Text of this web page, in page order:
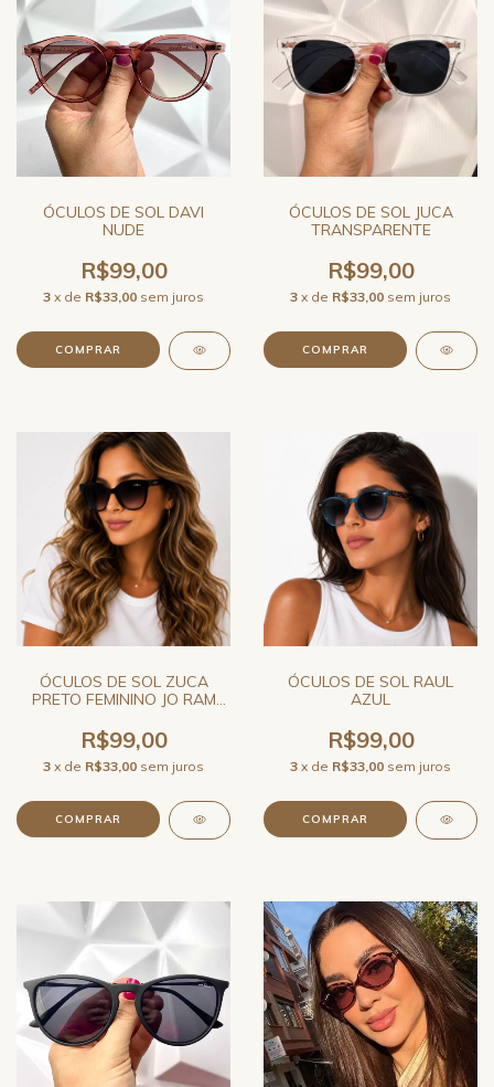
ÓCULOS DE SOL DAVI
NUDE
R$99,00
3 x de R$33,00 sem juros
ÓCULOS DE SOL JUCA
TRANSPARENTE
R$99,00
3 x de R$33,00 sem juros
ÓCULOS DE SOL ZUCA
PRETO FEMININO JO RAM
R$99,00
3 x de R$33,00 sem juros
ÓCULOS DE SOL RAUL
AZUL
R$99,00
3 x de R$33,00 sem juros